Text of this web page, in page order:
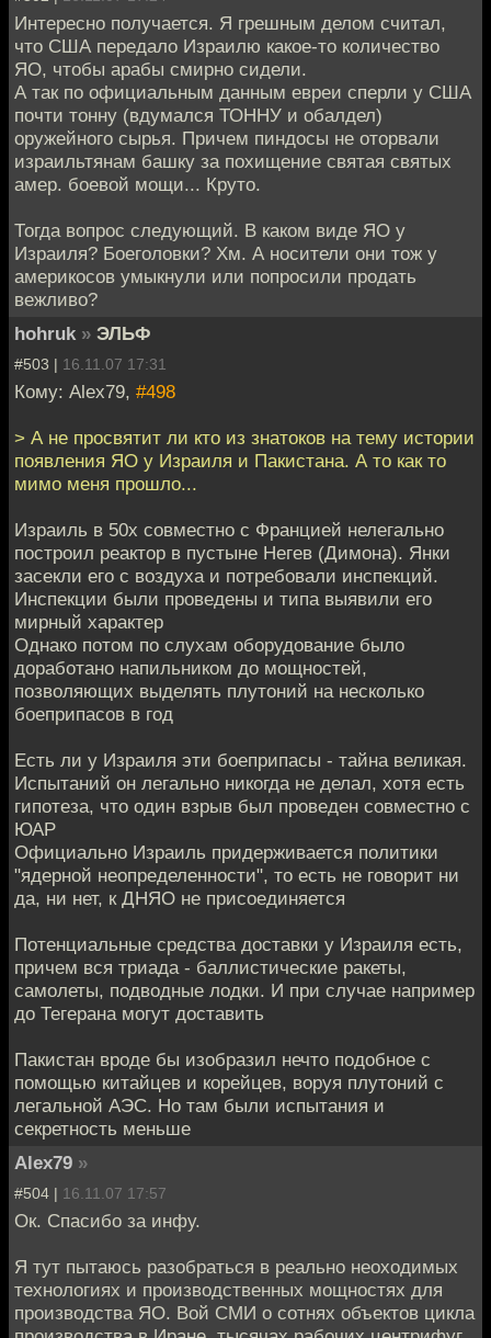
Интересно получается. Я грешным делом считал,
что США передало Израилю какое-то количество
ЯО, чтобы арабы смирно сидели.
А так по официальным данным евреи сперли у США
почти тонну (вдумался ТОННУ и обалдел)
оружейного сырья. Причем пиндосы не оторвали
израильтянам башку за похищение святая святых
амер. боевой мощи... Круто.
Тогда вопрос следующий. В каком виде ЯО у
Израиля? Боеголовки? Хм. А носители они тож у
америкосов умыкнули или попросили продать
вежливо?
hohruk » ЭЛЬФ
#503 | 16.11.07 17:31
Кому: Alex79, #498
> А не просвятит ли кто из знатоков на тему истории
появления ЯО у Израиля и Пакистана. А то как то
мимо меня прошло...
Израиль в 50х совместно с Францией нелегально
построил реактор в пустыне Негев (Димона). Янки
засекли его с воздуха и потребовали инспекций.
Инспекции были проведены и типа выявили его
мирный характер
Однако потом по слухам оборудование было
доработано напильником до мощностей,
позволяющих выделять плутоний на несколько
боеприпасов в год
Есть ли у Израиля эти боеприпасы - тайна великая.
Испытаний он легально никогда не делал, хотя есть
гипотеза, что один взрыв был проведен совместно с
ЮАР
Официально Израиль придерживается политики
"ядерной неопределенности", то есть не говорит ни
да, ни нет, к ДНЯО не присоединяется
Потенциальные средства доставки у Израиля есть,
причем вся триада - баллистические ракеты,
самолеты, подводные лодки. И при случае например
до Тегерана могут доставить
Пакистан вроде бы изобразил нечто подобное с
помощью китайцев и корейцев, воруя плутоний с
легальной АЭС. Но там были испытания и
секретность меньше
Alex79 »
#504 | 16.11.07 17:57
Ок. Спасибо за инфу.
Я тут пытаюсь разобраться в реально неоходимых
технологиях и производственных мощностях для
производства ЯО. Вой СМИ о сотнях объектов цикла